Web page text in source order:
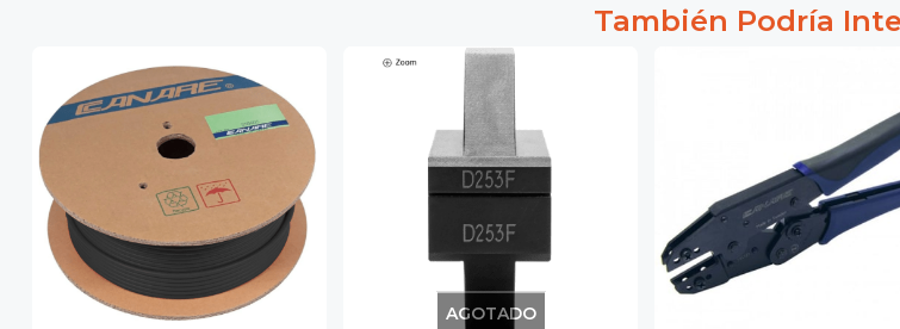
También Podría
AGOTADO